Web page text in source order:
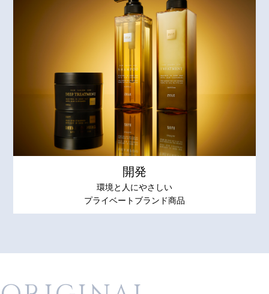
開発
環境と人にやさしい
プライベートブランド商品